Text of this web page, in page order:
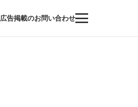
広告掲載のお問い合わせ